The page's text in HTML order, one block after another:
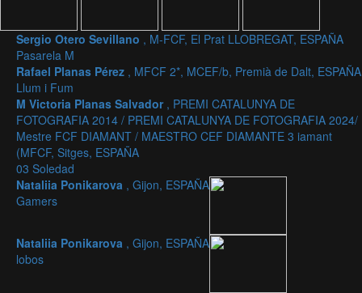
Sergio Otero Sevillano , M-FCF, El Prat LLOBREGAT, ESPAÑA
Pasarela M
Rafael Planas Pérez , MFCF 2*, MCEF/b, Premià de Dalt, ESPAÑA
Llum i Fum
M Victoria Planas Salvador , PREMI CATALUNYA DE
FOTOGRAFIA 2014 / PREMI CATALUNYA DE FOTOGRAFIA 2024/
Mestre FCF DIAMANT / MAESTRO CEF DIAMANTE 3 iamant
(MFCF, Sitges, ESPAÑA
03 Soledad
Nataliia Ponikarova , Gijon, ESPAÑA
Gamers
Nataliia Ponikarova , Gijon, ESPAÑA
lobos